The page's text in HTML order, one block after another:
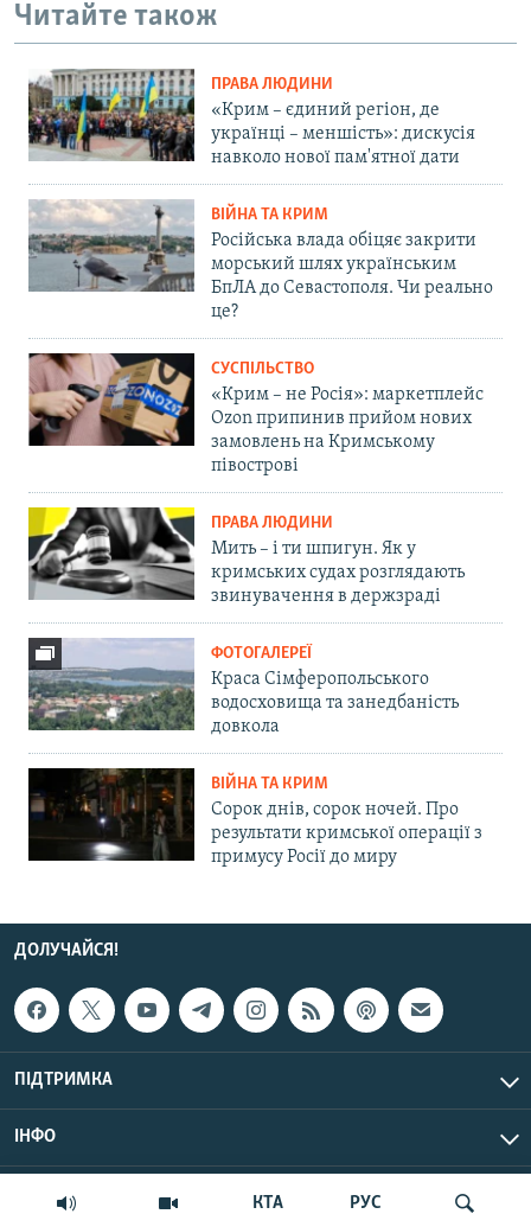
КТА РУС
Читайте також
ПРАВА ЛЮДИНИ
«Крим – єдиний регіон, де
українці – меншість»: дискусія
навколо нової пам'ятної дати
ВІЙНА ТА КРИМ
Російська влада обіцяє закрити
морський шлях українським
БпЛА до Севастополя. Чи реально
це?
СУСПІЛЬСТВО
«Крим – не Росія»: маркетплейс
Ozon припинив прийом нових
замовлень на Кримському
півострові
ПРАВА ЛЮДИНИ
Мить – і ти шпигун. Як у
кримських судах розглядають
звинувачення в держзраді
ФОТОГАЛЕРЕЇ
Краса Сімферопольського
водосховища та занедбаність
довкола
ВІЙНА ТА КРИМ
Сорок днів, сорок ночей. Про
результати кримської операції з
примусу Росії до миру
ДОЛУЧАЙСЯ!
ПІДТРИМКА
ІНФО
© Крим.Реалії, 2026 | Усі права застережено.